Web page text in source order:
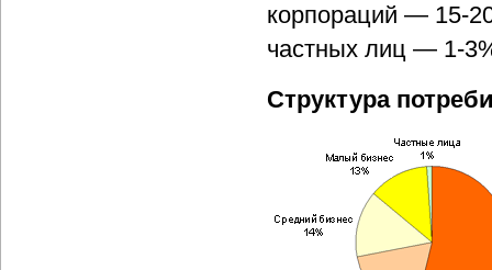
корпораций — 15-
частных лиц — 1-
Структура